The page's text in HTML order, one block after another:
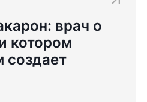
врач о
котором
создает